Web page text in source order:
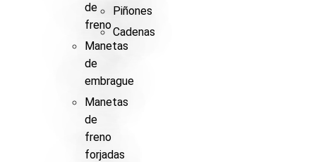
de
freno
Manetas
de
embrague
Manetas
de
freno
forjadas
Piñones
Cadenas